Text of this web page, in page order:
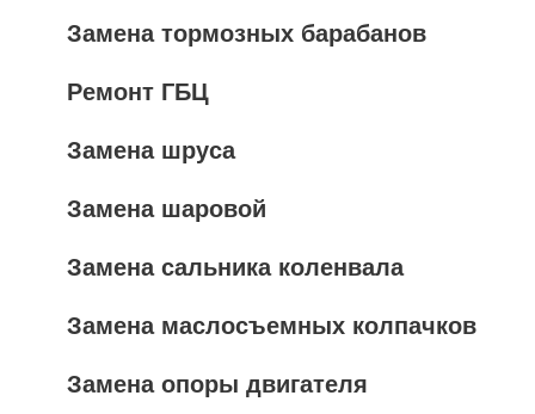
Замена тормозных барабанов
Ремонт ГБЦ
Замена шруса
Замена шаровой
Замена сальника коленвала
Замена маслосъемных колпачков
Замена опоры двигателя